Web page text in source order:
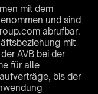
mit dem
und sind
abrufbar.
mit
AVB bei der
für alle
bis der